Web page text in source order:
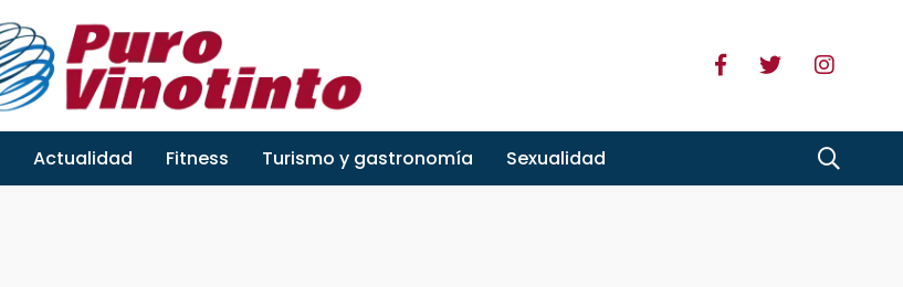
Actualidad Fitness Turismo y gastronomía Sexualidad